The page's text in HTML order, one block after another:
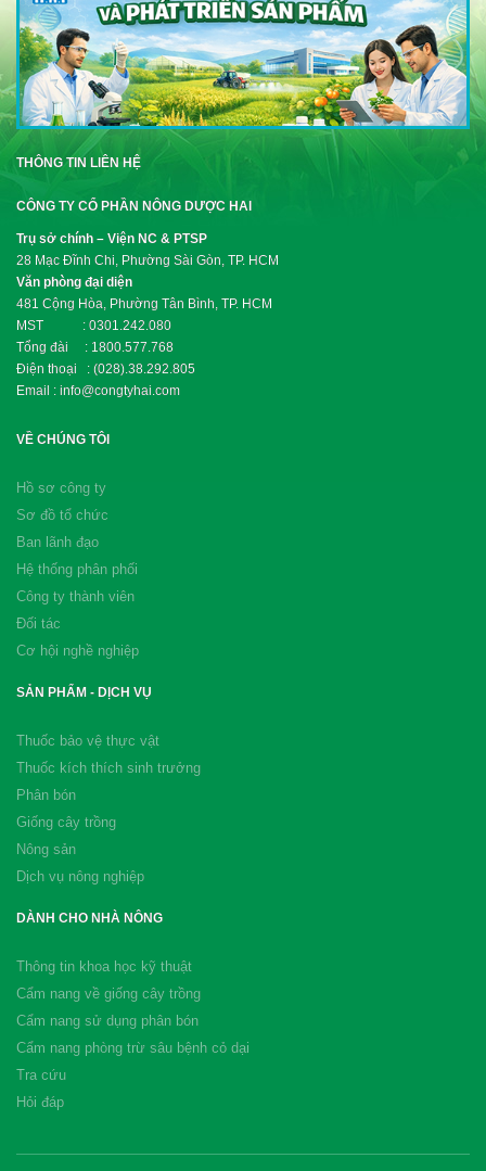
THÔNG TIN LIÊN HỆ
CÔNG TY CỔ PHẦN NÔNG DƯỢC HAI
Trụ sở chính – Viện NC & PTSP
28 Mạc Đĩnh Chi, Phường Sài Gòn, TP. HCM
Văn phòng đại diện
481 Cộng Hòa, Phường Tân Bình, TP. HCM
MST : 0301.242.080
Tổng đài : 1800.577.768
Điện thoại : (028).38.292.805
Email : info@congtyhai.com
VỀ CHÚNG TÔI
Hồ sơ công ty
Sơ đồ tổ chức
Ban lãnh đạo
Hệ thống phân phối
Công ty thành viên
Đối tác
Cơ hội nghề nghiệp
SẢN PHẨM - DỊCH VỤ
Thuốc bảo vệ thực vật
Thuốc kích thích sinh trưởng
Phân bón
Giống cây trồng
Nông sản
Dịch vụ nông nghiệp
DÀNH CHO NHÀ NÔNG
Thông tin khoa học kỹ thuật
Cẩm nang về giống cây trồng
Cẩm nang sử dụng phân bón
Cẩm nang phòng trừ sâu bệnh cỏ dại
Tra cứu
Hỏi đáp